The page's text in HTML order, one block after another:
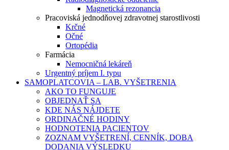
Magnetická rezonancia
Pracoviská jednodňovej zdravotnej starostlivosti
Krčné
Očné
Ortopédia
Farmácia
Nemocničná lekáreň
Urgentný príjem I. typu
SAMOPLATCOVIA – LAB. VYŠETRENIA
AKO TO FUNGUJE
OBJEDNAŤ SA
KDE NÁS NÁJDETE
ORDINAČNÉ HODINY
HODNOTENIA PACIENTOV
ZOZNAM VYŠETRENÍ, CENNÍK, DOBA
DODANIA VÝSLEDKU